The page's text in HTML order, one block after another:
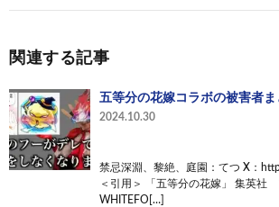
関連する記事
五等分の花嫁コラボの被害者ま
2024.10.30
禁忌深淵、黎絶、庭園：てつ X：
＜引用＞ 「五等分の花嫁」 集英
WHITEFO[…]